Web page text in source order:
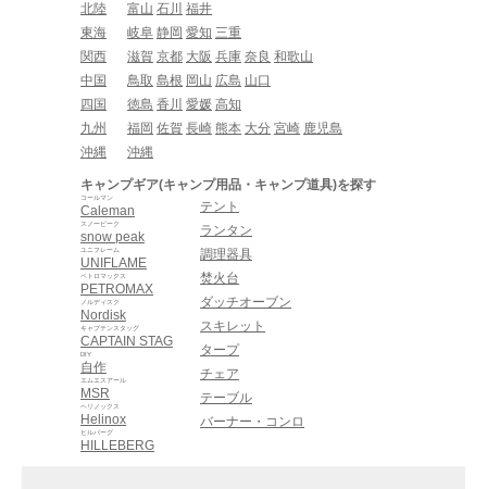
北陸
富山 石川 福井
東海
岐阜 静岡 愛知 三重
関西
滋賀 京都 大阪 兵庫 奈良 和歌山
中国
鳥取 島根 岡山 広島 山口
四国
徳島 香川 愛媛 高知
九州
福岡 佐賀 長崎 熊本 大分 宮崎 鹿児島
沖縄
沖縄
キャンプギア(キャンプ用品・キャンプ道具)を探す
Caleman
コールマン
snow peak
スノーピーク
UNIFLAME
ユニフレーム
PETROMAX
ペトロマックス
Nordisk
ノルディスク
CAPTAIN STAG
キャプテンスタッグ
自作
DIY
MSR
エムエスアール
Helinox
ヘリノックス
HILLEBERG
ヒルバーグ
テント
ランタン
調理器具
焚火台
ダッチオーブン
スキレット
タープ
チェア
テーブル
バーナー・コンロ